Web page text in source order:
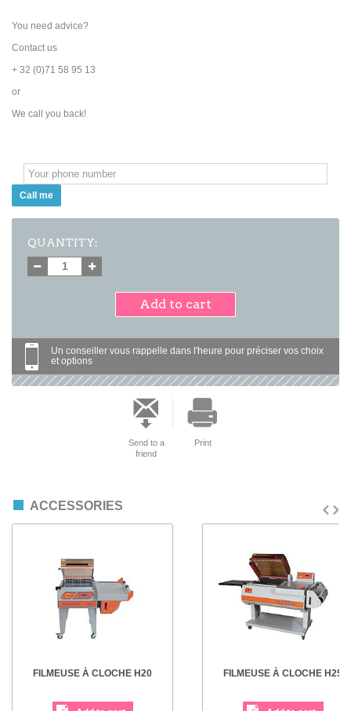
You need advice?
Contact us
+ 32 (0)71 58 95 13
or
We call you back!
Call me
QUANTITY:
Add to cart
Un conseiller vous rappelle dans l'heure pour préciser vos choix
et options
Send to a
friend
Print
ACCESSORIES
FILMEUSE À CLOCHE H20 FILMEUSE À CLOCHE H25